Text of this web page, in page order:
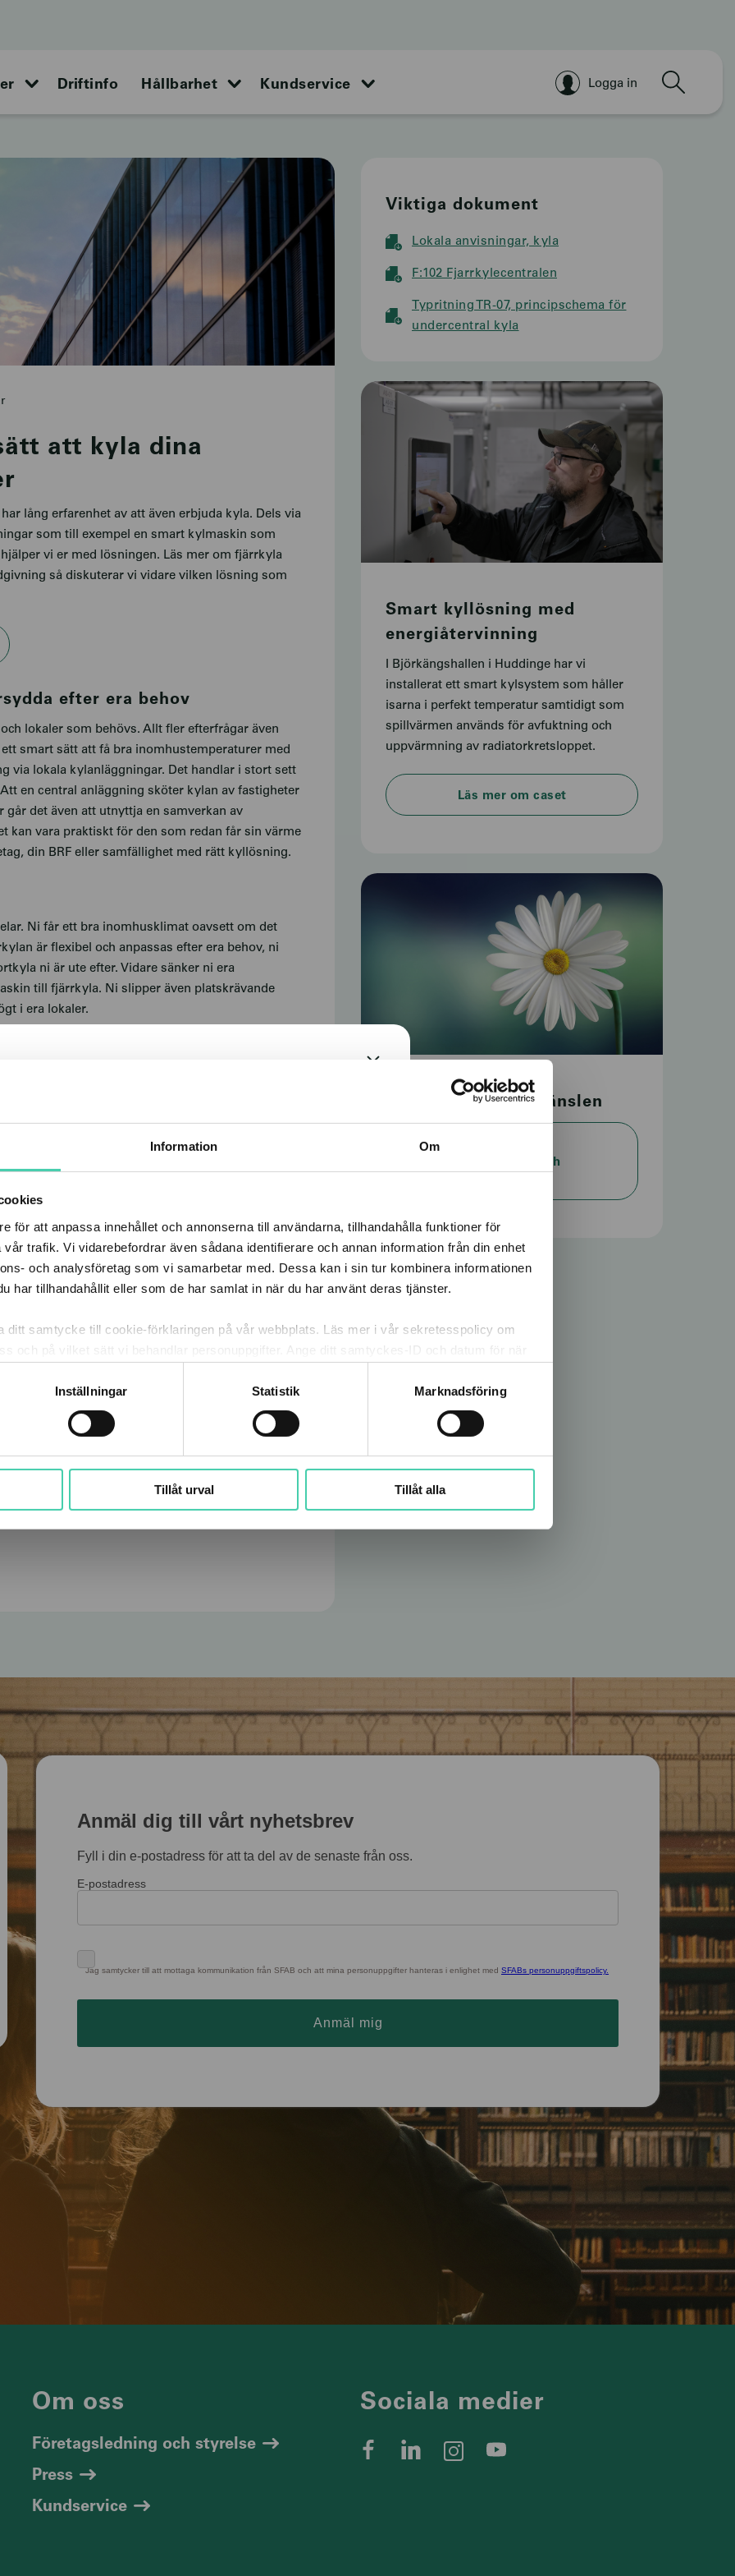
Information Om
för att anpassa innehållet och annonserna till användarna, tillhandahålla funktioner för
trafik. Vi vidarebefordrar även sådana identifierare och annan information från din enhet
och analysföretag som vi samarbetar med. Dessa kan i sin tur kombinera informationen
har tillhandahållit eller som de har samlat in när du har använt deras tjänster.
ditt samtycke till cookie-förklaringen på vår webbplats. Läs mer i vår sekretesspolicy om
och på vilket sätt vi behandlar personuppgifter. Ange ditt samtyckes-ID och datum för när
Inställningar Statistik Marknadsföring
Tillåt urval Tillåt alla
Företag / BRF / Samfällighet
Privat
Driftinfo Hållbarhet Kundservice Logga in
Sök
att kyla dina
lång erfarenhet av att även erbjuda kyla. Dels via
som till exempel en smart kylmaskin som
vi er med lösningen. Läs mer om fjärrkyla
så diskuterar vi vidare vilken lösning som
efter era behov
lokaler som behövs. Allt fler efterfrågar även
smart sätt att få bra inomhustemperaturer med
via lokala kylanläggningar. Det handlar i stort sett
en central anläggning sköter kylan av fastigheter
går det även att utnyttja en samverkan av
kan vara praktiskt för den som redan får sin värme
din BRF eller samfällighet med rätt kyllösning.
Ni får ett bra inomhusklimat oavsett om det
är flexibel och anpassas efter era behov, ni
ni är ute efter. Vidare sänker ni era
till fjärrkyla. Ni slipper även platskrävande
i era lokaler.
eller arbete krävs av er utan vi producerar och
ska och ni får kylan. Lösningen är beprövad och
är därför mycket hög och du
driftsäker kyla utan bekymmer helt enkelt.
för många små anläggningar koncentreras
som med fjärrvärme handlar kyla om att
och flöde. Man utnyttjar skillnaden i temperatur i
fastighet. Detta vatten kan sedan återigen kylas
vår kyla och hur vi hjälpt andra kunder med
Viktiga dokument
Lokala anvisningar, kyla
F:102 Fjarrkylecentralen
Typritning TR-07, principschema för
undercentral kyla
Smart kyllösning med
energiåtervinning
I Björkängshallen i Huddinge har vi
installerat ett smart kylsystem som håller
isarna i perfekt temperatur samtidigt som
spillvärmen används för avfuktning och
uppvärmning av radiatorkretsloppet.
Läs mer om caset
Miljövärden och bränslen
miljövärden och
Om oss
Företagsledning och styrelse
Press
Kundservice
Sociala medier